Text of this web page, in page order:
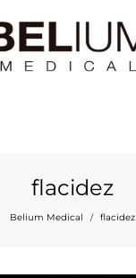
flacidez
Belium Medical / flacidez